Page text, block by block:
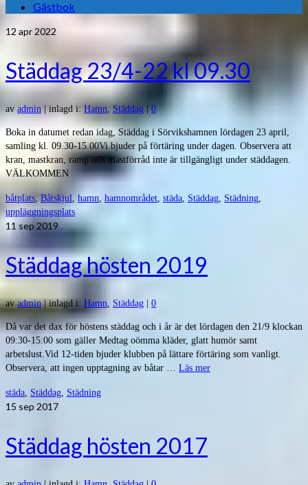
Gästbok
12 apr 2022
Städdag 23/4-22 kl 09.30
avadmin |inlagd i: Hamn, Städdag |0
Boka in datumet redan idag, Städdag i Sörvikshamnen lördagen 23 april,
samling kl. 09.30-15.00Vi bjuder på förtäring under dagen. Observera att
kran, mastkran, ramp och mastförråd inte är tillgängligt under städdagen.
VÄLKOMMEN
båtplats,Båtskjul, hamn, hamnområdet, städa, Städdag, Städning,
uppläggningsplats
11 sep 2019
Städdag hösten 2019
avadmin |inlagd i: Hamn, Städdag 0
Då var det dax för höstens städdag och i år är det lördagen den 21/9 klockan
09:30-15:00 som gäller Medtag oömma kläder, glatt humör samt
arbetslust.Vid 12-tiden bjuder klubben på lättare förtäring som vanligt.
Observera, att ingen upptagning av båtar … Läs mer
städa, Städdag, Städning
15 sep 2017
Städdag hösten 2017